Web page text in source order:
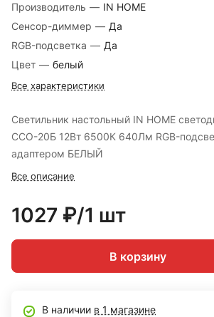
Производитель — IN HOME
Сенсор-диммер — Да
RGB-подсветка — Да
Цвет — белый
Все характеристики
Светильник настольный IN HOME
ССО-20Б 12Вт 6500К 640Лм RGB-
адаптером БЕЛЫЙ
Все описание
1027 ₽/1 шт
В корзину
В наличии в 1 магазине